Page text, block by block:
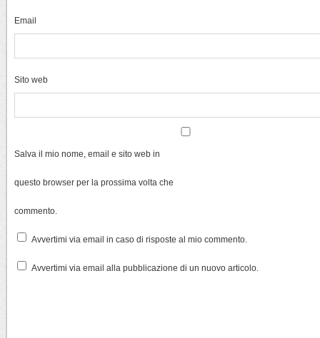
Email
Sito web
Salva il mio nome, email e sito web in
questo browser per la prossima volta che
commento.
Avvertimi via email in caso di risposte al mio commento.
Avvertimi via email alla pubblicazione di un nuovo articolo.